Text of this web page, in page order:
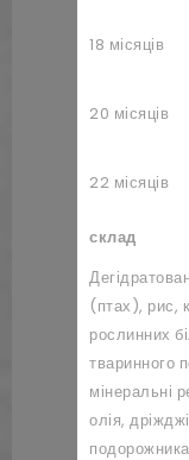
18 місяців
20 місяців
22 місяців
склад
(птах), рис,
рослинних
тваринного
мінеральні
олія,